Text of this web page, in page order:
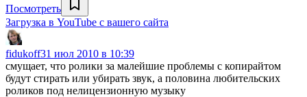
Посмотреть
Загрузка в YouTube с вашего сайта
fidukoff31 июл 2010 в 10:39
смущает, что ролики за малейшие проблемы с копирайтом
будут стирать или убирать звук, а половина любительских
роликов под нелицензионную музыку